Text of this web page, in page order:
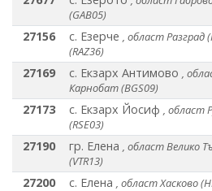
(GAB05)
27156 с. Езерче , област Разград
(RAZ36)
27169 с. Екзарх Антимово ,
Карнобат (BGS09)
27173 с. Екзарх Йосиф , област
(RSE03)
27190 гр. Елена , област Велико
(VTR13)
27200 с. Елена , област Хасково